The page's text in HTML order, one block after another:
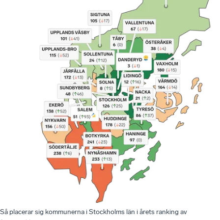
Så placerar sig kommunerna i Stockholms län i årets ranking av